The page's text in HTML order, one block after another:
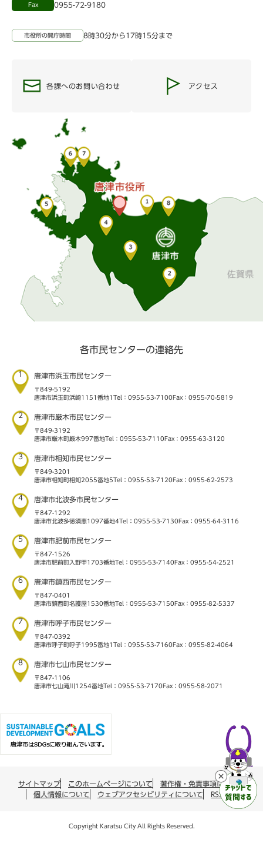
Fax 0955-72-9180
市役所の開庁時間 8時30分から17時15分まで
各課へのお問い合わせ アクセス
各市民センターの連絡先
1 唐津市浜玉市民センター
〒849-5192
唐津市浜玉町浜崎1151番地1 Tel：0955-53-7100 Fax：0955-70-5819
2 唐津市厳木市民センター
〒849-3192
唐津市厳木町厳木997番地Tel：0955-53-7110 Fax：0955-63-3120
3 唐津市相知市民センター
〒849-3201
唐津市相知町相知2055番地5Tel：0955-53-7120 Fax：0955-62-2573
4 唐津市北波多市民センター
〒847-1292
唐津市北波多徳須恵1097番地4Tel：0955-53-7130 Fax：0955-64-3116
5 唐津市肥前市民センター
〒847-1526
唐津市肥前町入野甲1703番地Tel：0955-53-7140 Fax：0955-54-2521
6 唐津市鎮西市民センター
〒847-0401
唐津市鎮西町名護屋1530番地Tel：0955-53-7150 Fax：0955-82-5337
7 唐津市呼子市民センター
〒847-0392
唐津市呼子町呼子1995番地1 Tel：0955-53-7160 Fax：0955-82-4064
8 唐津市七山市民センター
〒847-1106
唐津市七山滝川1254番地Tel：0955-53-7170 Fax：0955-58-2071
サイトマップ このホームページについて
著作権・免責事項について
個人情報について
ウェブアクセシビリティについて RSS配信
Copyright Karatsu City All Rights Reserved.